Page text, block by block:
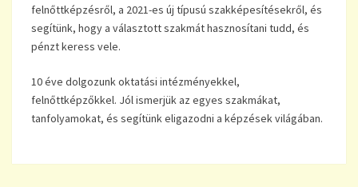
felnőttképzésről, a 2021-es új típusú szakképesítésekről, és
segítünk, hogy a választott szakmát hasznosítani tudd, és
pénzt keress vele.
10 éve dolgozunk oktatási intézményekkel,
felnőttképzőkkel. Jól ismerjük az egyes szakmákat,
tanfolyamokat, és segítünk eligazodni a képzések világában.